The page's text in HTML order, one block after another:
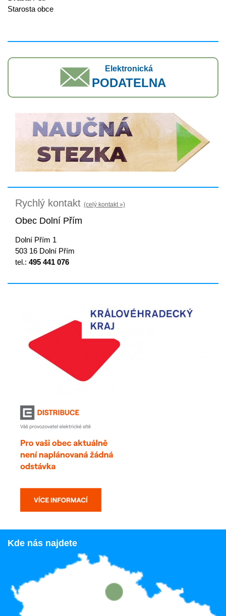
Starosta obce
Elektronická
PODATELNA
Rychlý kontakt (celý kontakt »)
Obec Dolní Přím
Dolní Přím 1
503 16 Dolní Přím
tel.: 495 441 076
Kde nás najdete